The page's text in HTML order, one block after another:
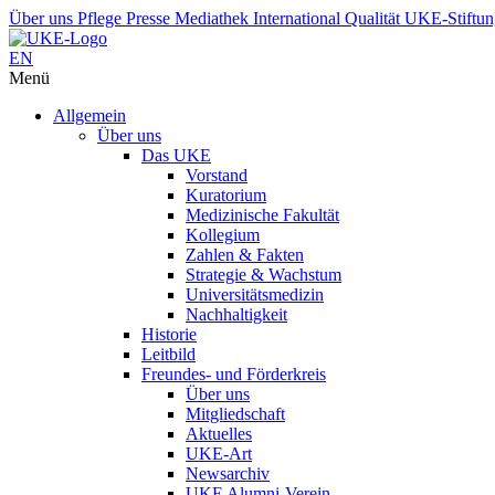
Über uns Pflege Presse Mediathek International Qualität UKE-
EN
Menü
Allgemein
Über uns
Das UKE
Vorstand
Kuratorium
Medizinische Fakultät
Kollegium
Zahlen & Fakten
Strategie & Wachstum
Universitätsmedizin
Nachhaltigkeit
Historie
Leitbild
Freundes- und Förderkreis
Über uns
Mitgliedschaft
Aktuelles
UKE-Art
Newsarchiv